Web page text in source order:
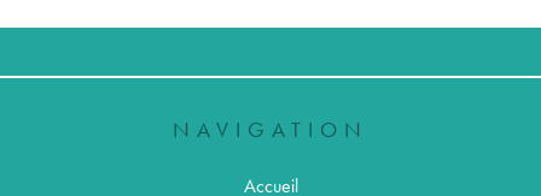
NAVIGATION
Accueil